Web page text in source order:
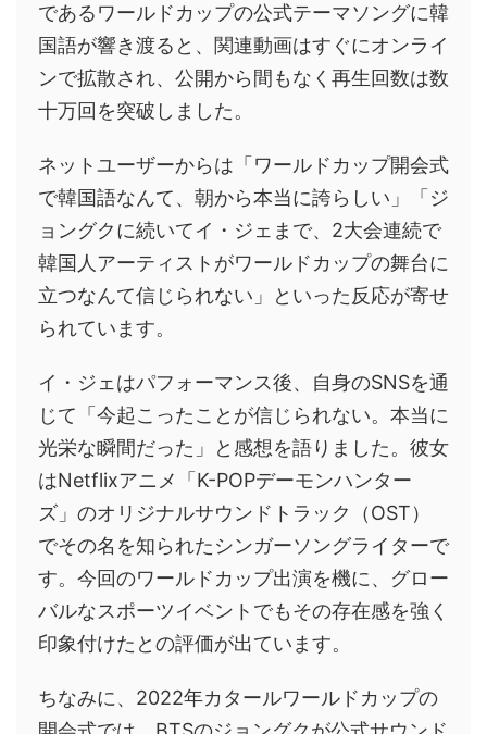
であるワールドカップの公式テーマソングに韓
国語が響き渡ると、関連動画はすぐにオンライ
ンで拡散され、公開から間もなく再生回数は数
十万回を突破しました。
ネットユーザーからは「ワールドカップ開会式
で韓国語なんて、朝から本当に誇らしい」「ジ
ョングクに続いてイ・ジェまで、2大会連続で
韓国人アーティストがワールドカップの舞台に
立つなんて信じられない」といった反応が寄せ
られています。
イ・ジェはパフォーマンス後、自身のSNSを通
じて「今起こったことが信じられない。本当に
光栄な瞬間だった」と感想を語りました。彼女
はNetflixアニメ「K-POPデーモンハンター
ズ」のオリジナルサウンドトラック（OST）
でその名を知られたシンガーソングライターで
す。今回のワールドカップ出演を機に、グロー
バルなスポーツイベントでもその存在感を強く
印象付けたとの評価が出ています。
ちなみに、2022年カタールワールドカップの